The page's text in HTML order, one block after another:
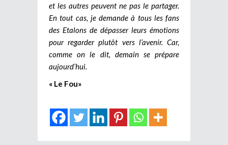
et les autres peuvent ne pas le partager.
En tout cas, je demande à tous les fans
des Etalons de dépasser leurs émotions
pour regarder plutôt vers l’avenir. Car,
comme on le dit, demain se prépare
aujourd’hui.
« Le Fou»